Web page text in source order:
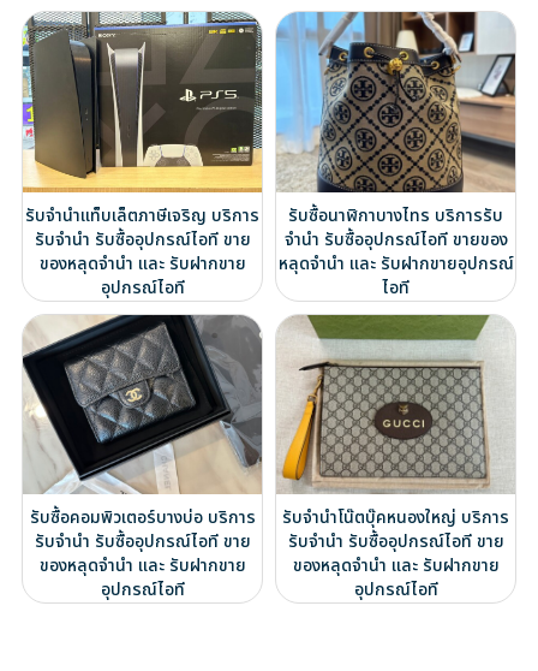
รับจำนำแท็บเล็ตภาษีเจริญ บริการ
รับจำนำ รับซื้ออุปกรณ์ไอที ขาย
ของหลุดจำนำ และ รับฝากขาย
อุปกรณ์ไอที
รับซื้อนาฬิกาบางไทร บริการรับ
จำนำ รับซื้ออุปกรณ์ไอที ขายของ
หลุดจำนำ และ รับฝากขายอุปกรณ์
ไอที
รับซื้อคอมพิวเตอร์บางบ่อ บริการ
รับจำนำ รับซื้ออุปกรณ์ไอที ขาย
ของหลุดจำนำ และ รับฝากขาย
อุปกรณ์ไอที
รับจำนำโน๊ตบุ๊คหนองใหญ่ บริการ
รับจำนำ รับซื้ออุปกรณ์ไอที ขาย
ของหลุดจำนำ และ รับฝากขาย
อุปกรณ์ไอที